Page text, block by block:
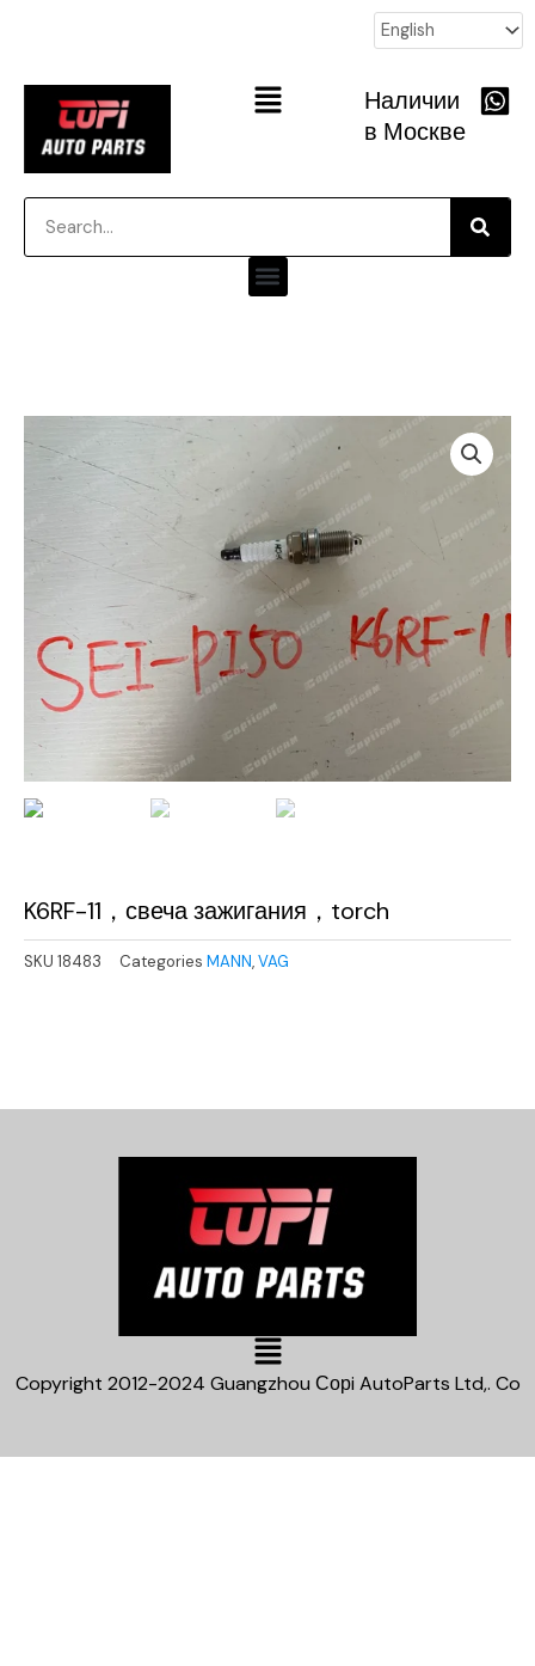
Main
Наличии
в Москве
Menu
K6RF-11，свеча зажигания，torch
SKU 18483 Categories MANN,VAG
Main
Menu
Copyright 2012-2024 Guangzhou Сорi AutoParts Ltd,. Co